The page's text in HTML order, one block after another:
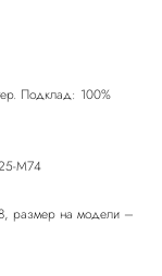
Подклад: 100%
M74
размер на модели –